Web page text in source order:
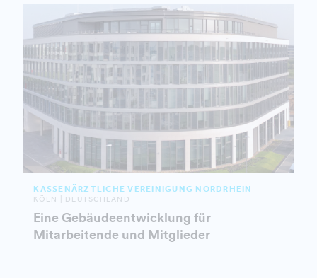
KASSENÄRZTLICHE VEREINIGUNG NORDRHEIN
KÖLN | DEUTSCHLAND
Eine Gebäudeentwicklung für
Mitarbeitende und Mitglieder